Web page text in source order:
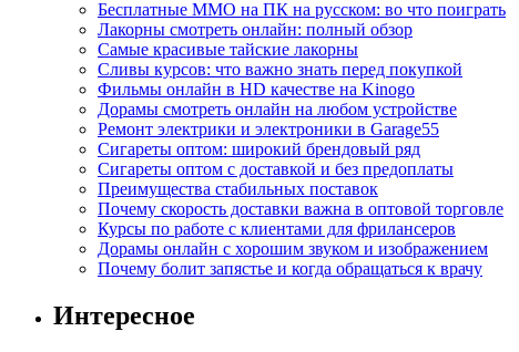
Бесплатные MMO на ПК на русском: во что поиграть
Лакорны смотреть онлайн: полный обзор
Самые красивые тайские лакорны
Сливы курсов: что важно знать перед покупкой
Фильмы онлайн в HD качестве на Kinogo
Дорамы смотреть онлайн на любом устройстве
Ремонт электрики и электроники в Garage55
Сигареты оптом: широкий брендовый ряд
Сигареты оптом с доставкой и без предоплаты
Преимущества стабильных поставок
Почему скорость доставки важна в оптовой торговле
Курсы по работе с клиентами для фрилансеров
Дорамы онлайн с хорошим звуком и изображением
Почему болит запястье и когда обращаться к врачу
Интересное